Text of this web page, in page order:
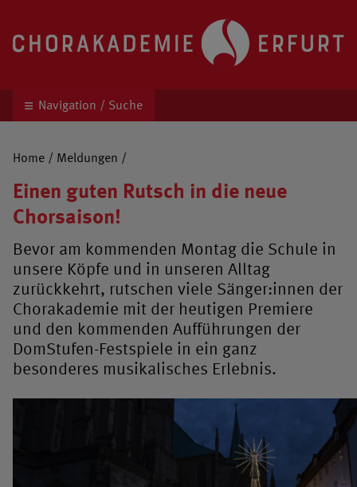
Navigation / Suche
Home / Meldungen /
Einen guten Rutsch in die neue
Chorsaison!
Bevor am kommenden Montag die Schule in
unsere Köpfe und in unseren Alltag
zurückkehrt, rutschen viele Sänger:innen der
Chorakademie mit der heutigen Premiere
und den kommenden Aufführungen der
DomStufen-Festspiele in ein ganz
besonderes musikalisches Erlebnis.